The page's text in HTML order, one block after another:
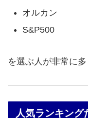
オルカン
S&P500
を選ぶ人が非常に多
人気ランキング